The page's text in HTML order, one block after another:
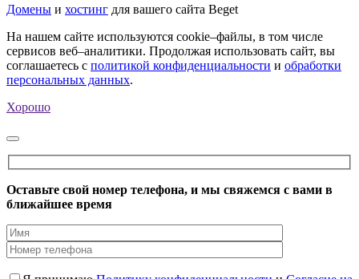
Домены и хостинг для вашего сайта Beget
На нашем сайте используются cookie–файлы, в том числе
сервисов веб–аналитики. Продолжая использовать сайт, вы
соглашаетесь с политикой конфиденциальности и обработки
персональных данных.
Хорошо
Оставьте свой номер телефона, и мы свяжемся с вами в
ближайшее время